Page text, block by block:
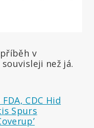
v
než já.
CDC Hid
Spurs